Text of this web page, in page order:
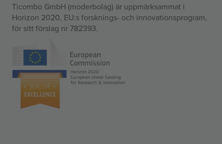
Ticombo GmbH (moderbolag) är uppmärksammat i
Horizon 2020, EU:s forsknings- och innovationsprogram,
för sitt förslag nr 782393.